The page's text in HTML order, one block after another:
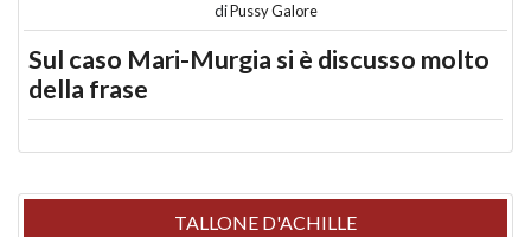
diPussy Galore
Sul caso Mari-Murgia si è discusso molto
della frase
TALLONE D'ACHILLE